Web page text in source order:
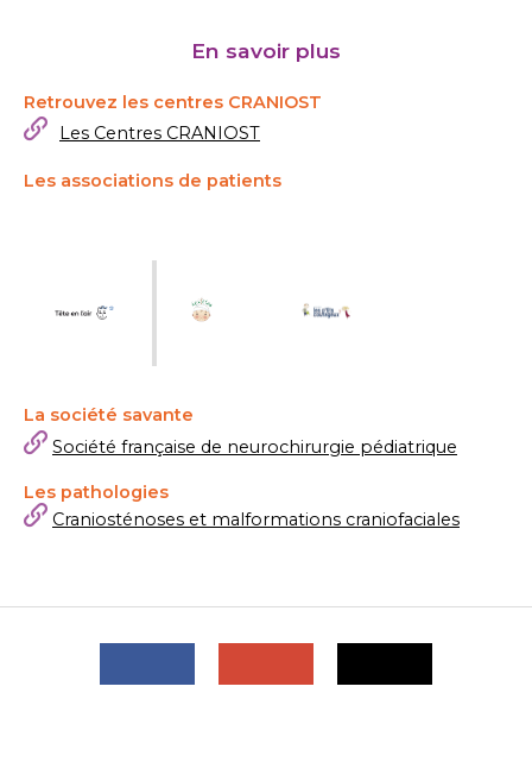
En savoir plus
Retrouvez les centres CRANIOST
Les Centres CRANIOST
Les associations de patients
La société savante
Société française de neurochirurgie pédiatrique
Les pathologies
Craniosténoses et malformations craniofaciales